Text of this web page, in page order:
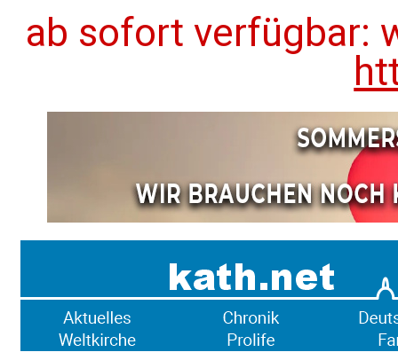
ab sofort verfügbar: